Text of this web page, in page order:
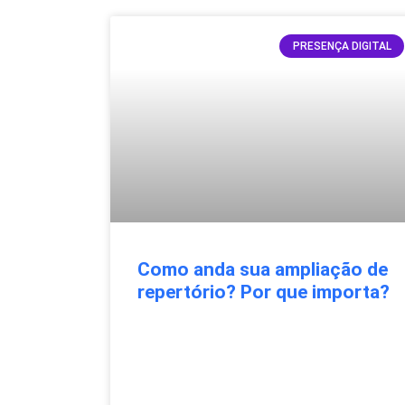
PRESENÇA DIGITAL
Como anda sua ampliação de
repertório? Por que importa?